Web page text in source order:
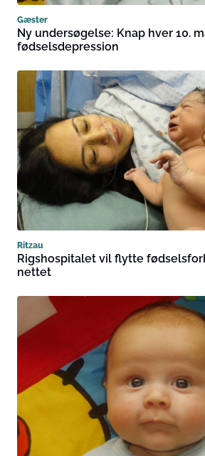
Gæster
Ny undersøgelse: Knap hver 10.
fødselsdepression
Ritzau
Rigshospitalet vil flytte
nettet